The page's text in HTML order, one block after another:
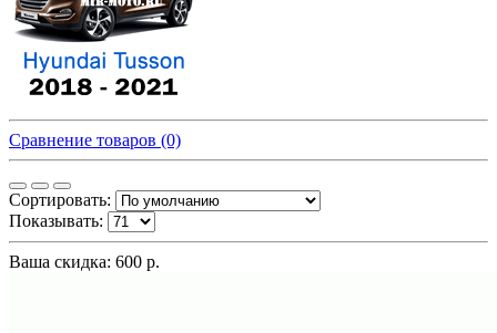
Сравнение товаров (0)
Сортировать:
Показывать:
Ваша скидка: 600 р.